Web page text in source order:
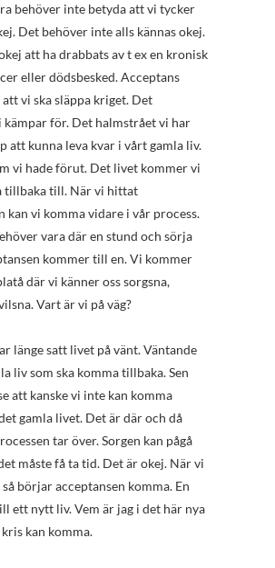
behöver inte betyda att vi tycker
Det behöver inte alls kännas okej.
att ha drabbats av t ex en kronisk
eller dödsbesked. Acceptans
vi ska släppa kriget. Det
kämpar för. Det halmstrået vi har
att kunna leva kvar i vårt gamla liv.
vi hade förut. Det livet kommer vi
tillbaka till. När vi hittat
kan vi komma vidare i vår process.
vara där en stund och sörja
kommer till en. Vi kommer
där vi känner oss sorgsna,
Vart är vi på väg?
länge satt livet på vänt. Väntande
liv som ska komma tillbaka. Sen
att kanske vi inte kan komma
gamla livet. Det är där och då
tar över. Sorgen kan pågå
måste få ta tid. Det är okej. När vi
börjar acceptansen komma. En
ett nytt liv. Vem är jag i det här nya
kan komma.